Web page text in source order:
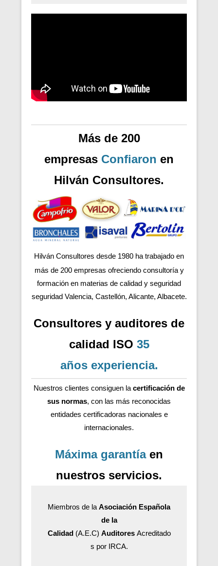
Más de 200
empresas Confiaron en
Hilván Consultores.
Hilván Consultores desde 1980 ha trabajado en
más de 200 empresas ofreciendo consultoría y
formación en materias de calidad y seguridad
seguridad Valencia, Castellón, Alicante, Albacete.
Consultores y auditores de
calidad ISO 35
años experiencia.
Nuestros clientes consiguen la certificación de
sus normas, con las más reconocidas
entidades certificadoras nacionales e
internacionales.
Máxima garantíaen
nuestros servicios.
Miembros de la Asociación Española
de la
Calidad(A.E.C) AuditoresAcreditado
s por IRCA.